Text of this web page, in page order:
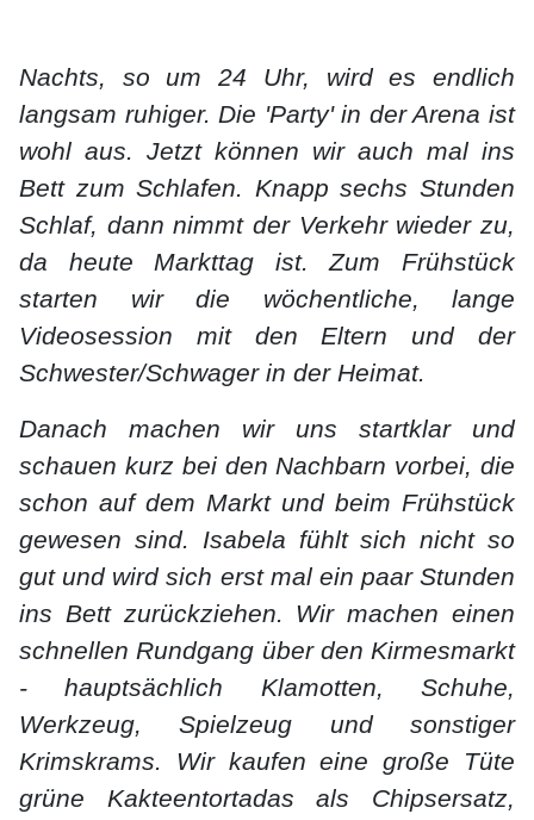
Nachts, so um 24 Uhr, wird es endlich
langsam ruhiger. Die 'Party' in der Arena ist
wohl aus. Jetzt können wir auch mal ins
Bett zum Schlafen. Knapp sechs Stunden
Schlaf, dann nimmt der Verkehr wieder zu,
da heute Markttag ist. Zum Frühstück
starten wir die wöchentliche, lange
Videosession mit den Eltern und der
Schwester/Schwager in der Heimat.
Danach machen wir uns startklar und
schauen kurz bei den Nachbarn vorbei, die
schon auf dem Markt und beim Frühstück
gewesen sind. Isabela fühlt sich nicht so
gut und wird sich erst mal ein paar Stunden
ins Bett zurückziehen. Wir machen einen
schnellen Rundgang über den Kirmesmarkt
- hauptsächlich Klamotten, Schuhe,
Werkzeug, Spielzeug und sonstiger
Krimskrams. Wir kaufen eine große Tüte
grüne Kakteentortadas als Chipsersatz,